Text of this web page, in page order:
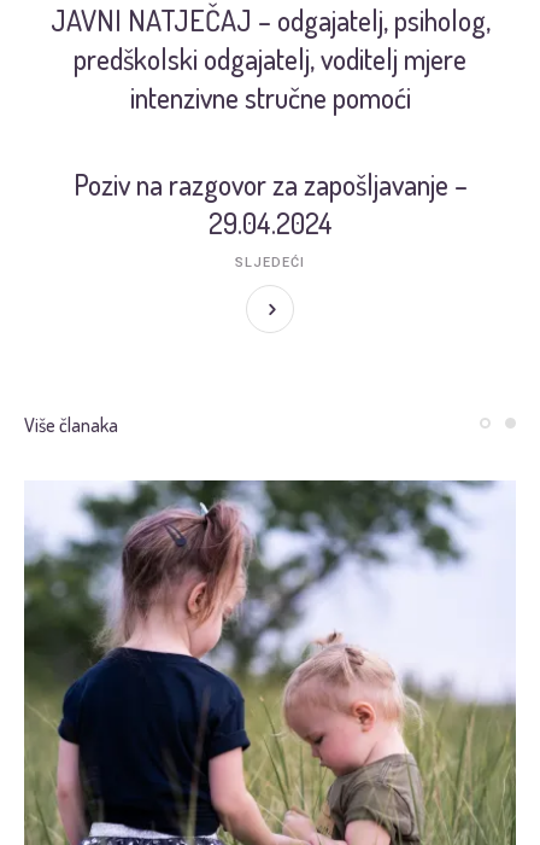
JAVNI NATJEČAJ – odgajatelj, psiholog,
predškolski odgajatelj, voditelj mjere
intenzivne stručne pomoći
Poziv na razgovor za zapošljavanje –
29.04.2024
SLJEDEĆI
Više članaka